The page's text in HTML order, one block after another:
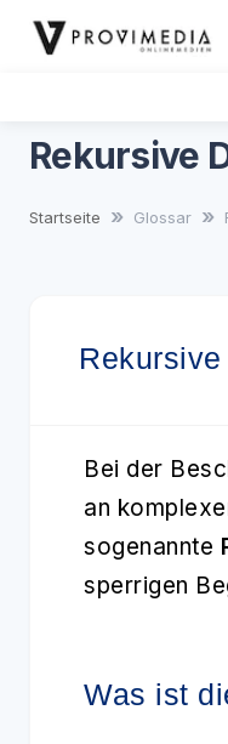
Rekursive
Startseite Glossar
Bei der
an
sogenannte
sperrigen
Was ist